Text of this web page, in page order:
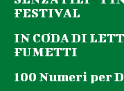
FESTIVAL
IN CODA DI
FUMETTI
100 Numeri per